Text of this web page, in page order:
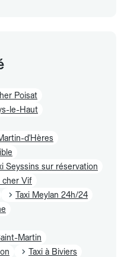
Poisat
le-Haut
d'Hères
Seyssins sur réservation
cher Vif
Taxi Meylan 24h/24
Martin
Taxi à Biviers